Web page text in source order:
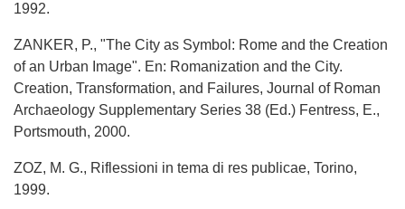
1992.
ZANKER, P., "The City as Symbol: Rome and the Creation
of an Urban Image". En: Romanization and the City.
Creation, Transformation, and Failures, Journal of Roman
Archaeology Supplementary Series 38 (Ed.) Fentress, E.,
Portsmouth, 2000.
ZOZ, M. G., Riflessioni in tema di res publicae, Torino,
1999.